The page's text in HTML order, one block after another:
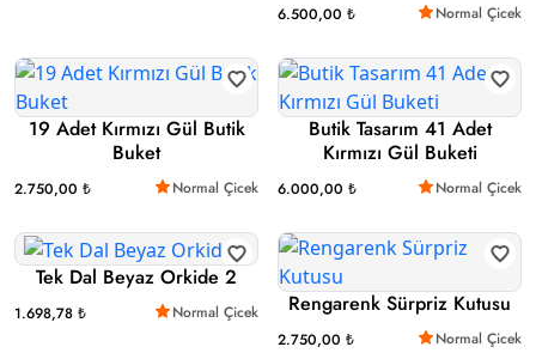
6.500,00 ₺ Normal Çicek
19 Adet Kırmızı Gül Butik
Buket
2.750,00 ₺ Normal Çicek
Butik Tasarım 41 Adet
Kırmızı Gül Buketi
6.000,00 ₺ Normal Çicek
Tek Dal Beyaz Orkide 2
1.698,78 ₺ Normal Çicek Rengarenk Sürpriz Kutusu
2.750,00 ₺ Normal Çicek